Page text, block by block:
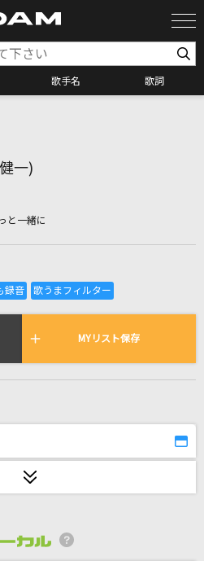
歌手名 歌詞
ケ店舗検索
りれき
歌われている曲の一覧
一)
と一緒に
MYリスト保存